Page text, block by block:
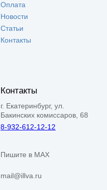
Оплата
Новости
Статьи
Контакты
Контакты
г. Екатеринбург, ул.
Бакинских комиссаров, 68
8-932-612-12-12
Пишите в MAX
mail@illva.ru